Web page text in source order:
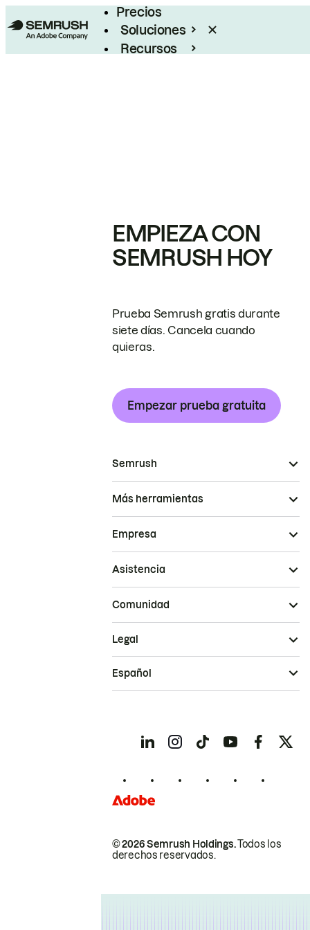
Precios
Soluciones
Recursos
EMPIEZA CON
SEMRUSH HOY
Prueba Semrush gratis durante
siete días. Cancela cuando
quieras.
Empezar prueba gratuita
Semrush
Más herramientas
Empresa
Asistencia
Comunidad
© 2026 Semrush Holdings.Todos los
derechos reservados.
Legal
Español